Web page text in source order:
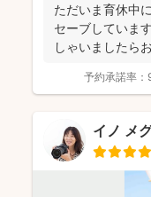
ただいま育休中
セーブしていま
しゃいましたら
予約承諾率：
イノ メ